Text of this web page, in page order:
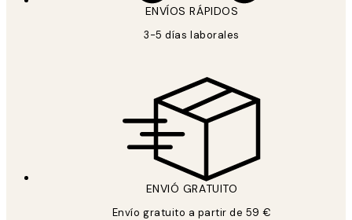
ENVÍOS RÁPIDOS
3-5 días laborales
ENVIÓ GRATUITO
Envío gratuito a partir de 59 €